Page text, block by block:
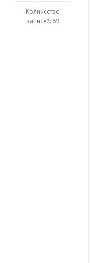
Количество
записей: 69